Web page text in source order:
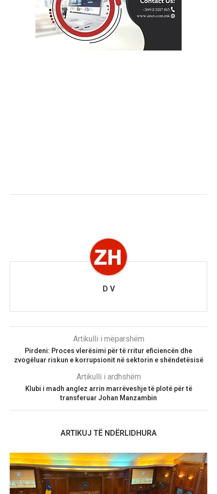
D V
Artikulli i mëparshëm
Pirdeni: Proces vlerësimi për të rritur eficiencën dhe
zvogëluar riskun e korrupsionit në sektorin e shëndetësisë
Artikulli i ardhshëm
Klubi i madh anglez arrin marrëveshje të plotë për të
transferuar Johan Manzambin
ARTIKUJ TË NDËRLIDHURA